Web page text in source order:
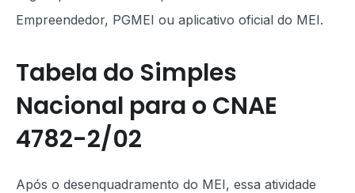
Empreendedor, PGMEI ou aplicativo oficial do MEI.
Tabela do Simples
Nacional para o CNAE
4782-2/02
Após o desenquadramento do MEI, essa atividade